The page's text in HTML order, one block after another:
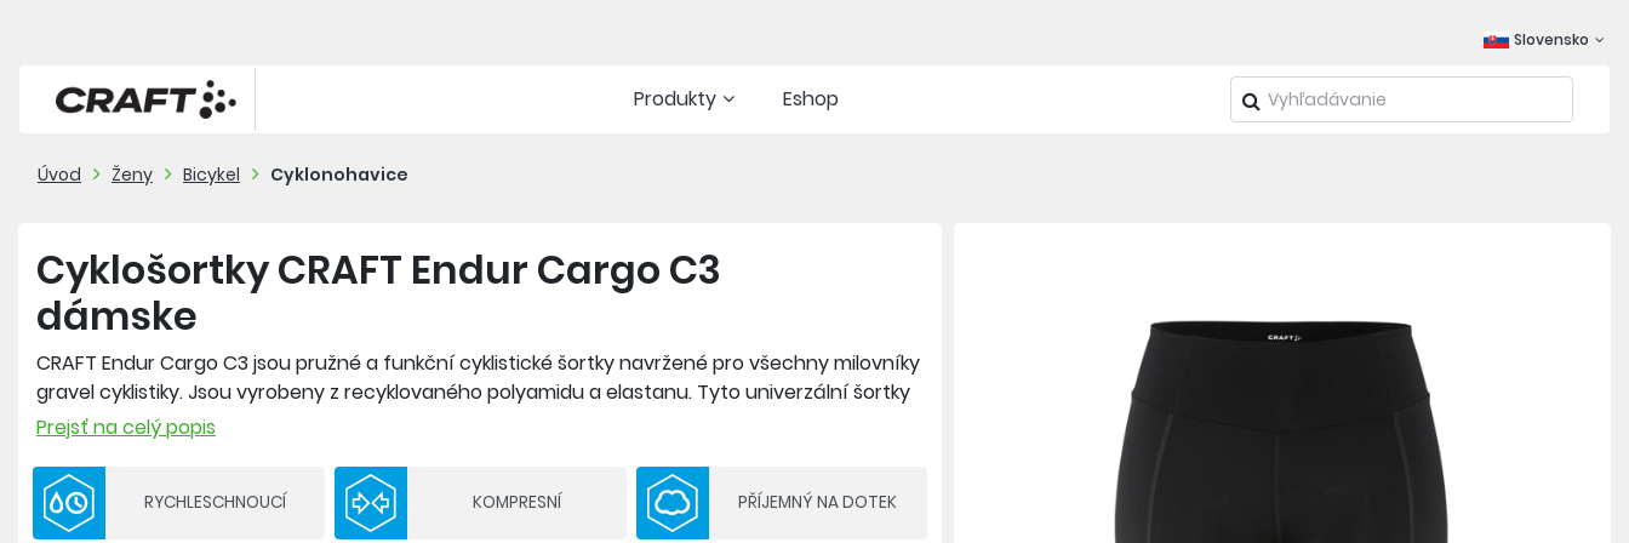
Slovensko
Produkty Eshop
Úvod Ženy Bicykel Cyklonohavice
Cyklošortky CRAFT Endur Cargo C3
dámske
CRAFT Endur Cargo C3 jsou pružné a funkční cyklistické šortky navržené pro všechny milovníky
gravel cyklistiky. Jsou vyrobeny z recyklovaného polyamidu a elastanu. Tyto univerzální šortky
nabízejí skvělou pružnost, podporu správného fungování svalů a efektivní odvod vlhkosti.
kapsou na pravém stehně pro snadný přístup k gelům, tyčinkám a dalším nezbytnostem.
Silikonový potisk na koncích nohavic udržuje šortky na místě po celou dobu jízdy. Nově
Prejsť na celý popis
RYCHLESCHNOUCÍ KOMPRESNÍ PŘÍJEMNÝ NA DOTEK